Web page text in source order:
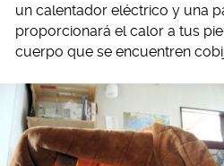
un calentador eléctrico y una
proporcionará el calor a tus
cuerpo que se encuentren